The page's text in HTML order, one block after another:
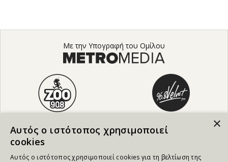
Με την Υπογραφή του Ομίλου
×
Αυτός ο ιστότοπος χρησιμοποιεί
cookies
Αυτός ο ιστότοπος χρησιμοποιεί cookies για τη βελτίωση της